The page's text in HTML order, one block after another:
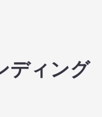
ディング